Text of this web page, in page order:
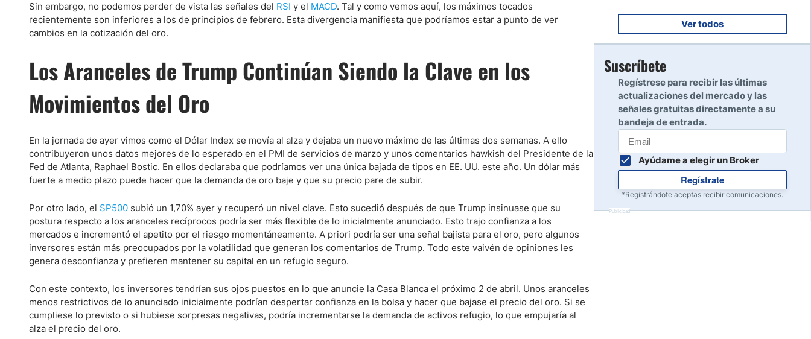
Sin embargo, no podemos perder de vista las señales del RSI y el MACD. Tal y como vemos aquí, los máximos tocados
recientemente son inferiores a los de principios de febrero. Esta divergencia manifiesta que podríamos estar a punto de ver
cambios en la cotización del oro.
Los Aranceles de Trump Continúan Siendo la Clave en los
Movimientos del Oro
En la jornada de ayer vimos como el Dólar Index se movía al alza y dejaba un nuevo máximo de las últimas dos semanas. A ello
contribuyeron unos datos mejores de lo esperado en el PMI de servicios de marzo y unos comentarios hawkish del Presidente de la
Fed de Atlanta, Raphael Bostic. En ellos declaraba que podríamos ver una única bajada de tipos en EE. UU. este año. Un dólar más
fuerte a medio plazo puede hacer que la demanda de oro baje y que su precio pare de subir.
Por otro lado, el SP500 subió un 1,70% ayer y recuperó un nivel clave. Esto sucedió después de que Trump insinuase que su
postura respecto a los aranceles recíprocos podría ser más flexible de lo inicialmente anunciado. Esto trajo confianza a los
mercados e incrementó el apetito por el riesgo momentáneamente. A priori podría ser una señal bajista para el oro, pero algunos
inversores están más preocupados por la volatilidad que generan los comentarios de Trump. Todo este vaivén de opiniones les
genera desconfianza y prefieren mantener su capital en un refugio seguro.
Con este contexto, los inversores tendrían sus ojos puestos en lo que anuncie la Casa Blanca el próximo 2 de abril. Unos aranceles
menos restrictivos de lo anunciado inicialmente podrían despertar confianza en la bolsa y hacer que bajase el precio del oro. Si se
cumpliese lo previsto o si hubiese sorpresas negativas, podría incrementarse la demanda de activos refugio, lo que empujaría al
alza el precio del oro.
Leer reseña
10
Ver todos
Suscríbete
Regístrese para recibir las últimas
actualizaciones del mercado y las
señales gratuitas directamente a su
bandeja de entrada.
Ayúdame a elegir un Broker
Regístrate
*Registrándote aceptas recibir comunicaciones.
Publicidad